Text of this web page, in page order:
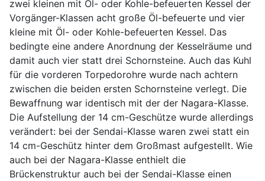
zwei kleinen mit Öl- oder Kohle-befeuerten Kessel der
Vorgänger-Klassen acht große Öl-befeuerte und vier
kleine mit Öl- oder Kohle-befeuerten Kessel. Das
bedingte eine andere Anordnung der Kesselräume und
damit auch vier statt drei Schornsteine. Auch das Kuhl
für die vorderen Torpedorohre wurde nach achtern
zwischen die beiden ersten Schornsteine verlegt. Die
Bewaffnung war identisch mit der der Nagara-Klasse.
Die Aufstellung der 14 cm-Geschütze wurde allerdings
verändert: bei der Sendai-Klasse waren zwei statt ein
14 cm-Geschütz hinter dem Großmast aufgestellt. Wie
auch bei der Nagara-Klasse enthielt die
Brückenstruktur auch bei der Sendai-Klasse einen